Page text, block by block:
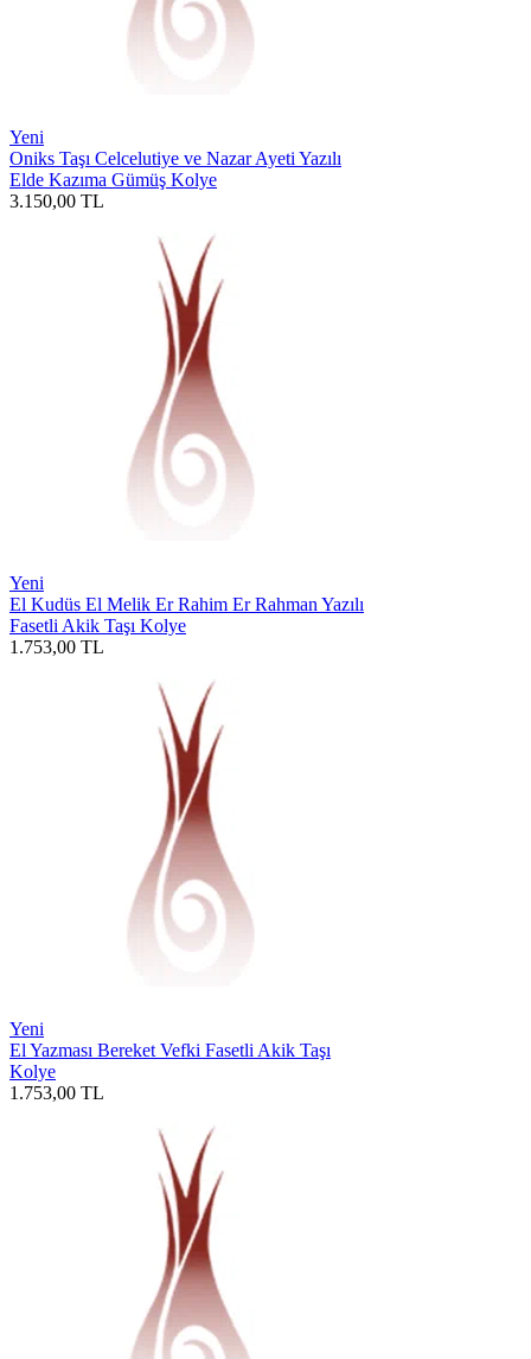
Yeni
Oniks Taşı Celcelutiye ve Nazar Ayeti Yazılı
Elde Kazıma Gümüş Kolye
3.150,00 TL
Yeni
El Kudüs El Melik Er Rahim Er Rahman Yazılı
Fasetli Akik Taşı Kolye
1.753,00 TL
Yeni
El Yazması Bereket Vefki Fasetli Akik Taşı
Kolye
1.753,00 TL